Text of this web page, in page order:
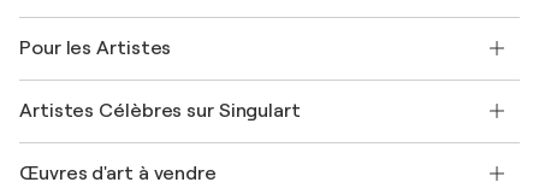
Offrir une carte cadeau
Rejoignez notre programme commercial
Mon compte
+33 1 76 44 06 42
FAQ
Magazine Singulart
Emplois
Découvrez une sélection d'art original
Pour les Artistes
Se connecter en tant qu'Artiste
Artistes Célèbres sur Singulart
Marc Chagall
Œuvres d'art à vendre